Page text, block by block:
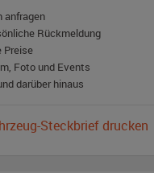
anfragen
Rückmeldung
Preise
Foto und Events
darüber hinaus
Steckbrief drucken